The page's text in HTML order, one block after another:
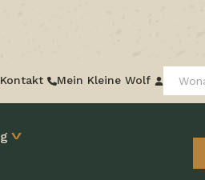
Kontakt Mein Kleine Wolf
search: